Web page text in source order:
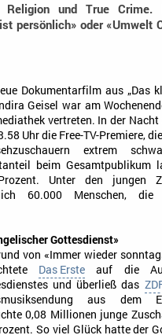
und True Crime.
persönlich» oder «Umwelt
Dokumentarfilm aus „Das
Geisel war am
vertreten. In der
Uhr die Free-TV-Premiere,
extrem
beim Gesamtpublikum
Unter den jungen
60.000 Menschen,
Gottesdienst»
von «Immer wieder
Das Erste auf die
und überließ das
aus dem
0,08 Millionen junge
So viel Glück hatte der